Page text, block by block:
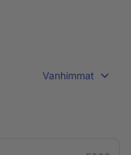
Vanhimmat